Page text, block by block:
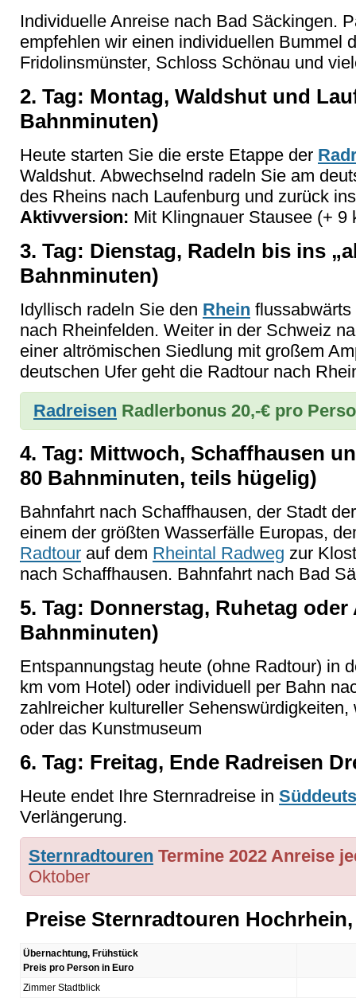
Individuelle Anreise nach Bad Säckingen.
empfehlen wir einen individuellen Bummel
Fridolinsmünster, Schloss Schönau und
2. Tag: Montag, Waldshut und
Bahnminuten)
Heute starten Sie die erste Etappe der
Waldshut. Abwechselnd radeln Sie am
des Rheins nach Laufenburg und zurück
Aktivversion: Mit Klingnauer Stausee (+ 9
3. Tag: Dienstag, Radeln bis ins
Bahnminuten)
Idyllisch radeln Sie den Rhein
nach Rheinfelden. Weiter in der Schweiz
einer altrömischen Siedlung mit großem
deutschen Ufer geht die Radtour nach
Radreisen Radlerbonus 20,-€ pro
4. Tag: Mittwoch, Schaffhausen
80 Bahnminuten, teils hügelig)
Bahnfahrt nach Schaffhausen, der Stadt
einem der größten Wasserfälle Europas,
Radtour auf dem Rheintal Radweg zur
nach Schaffhausen. Bahnfahrt nach Bad
5. Tag: Donnerstag, Ruhetag
Bahnminuten)
Entspannungstag heute (ohne Radtour) in
km vom Hotel) oder individuell per Bahn
zahlreicher kultureller
oder das Kunstmuseum
6. Tag: Freitag, Ende Radreisen
Heute endet Ihre Sternradreise in
Verlängerung.
Sternradtouren Termine 2022 Anreise
Oktober
Preise Sternradtouren
Übernachtung, Frühstück
Preis pro Person in Euro
Zimmer Stadtblick